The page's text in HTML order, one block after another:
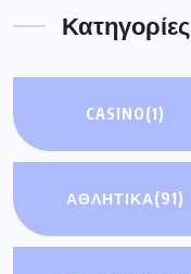
Κατηγορίες
CASINO(1)
ΑΘΛΗΤΙΚΆ(91)